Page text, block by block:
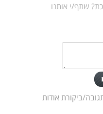
שתף/י אותנו
ביקורת אודות